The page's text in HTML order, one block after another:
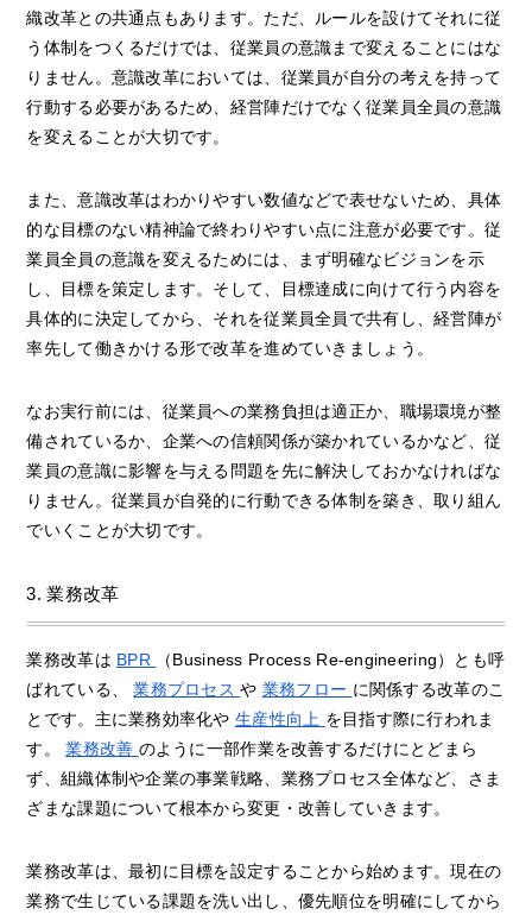
織改革との共通点もあります。ただ、ルールを設けてそれに従
う体制をつくるだけでは、従業員の意識まで変えることにはな
りません。意識改革においては、従業員が自分の考えを持って
行動する必要があるため、経営陣だけでなく従業員全員の意識
を変えることが大切です。
また、意識改革はわかりやすい数値などで表せないため、具体
的な目標のない精神論で終わりやすい点に注意が必要です。従
業員全員の意識を変えるためには、まず明確なビジョンを示
し、目標を策定します。そして、目標達成に向けて行う内容を
具体的に決定してから、それを従業員全員で共有し、経営陣が
率先して働きかける形で改革を進めていきましょう。
なお実行前には、従業員への業務負担は適正か、職場環境が整
備されているか、企業への信頼関係が築かれているかなど、従
業員の意識に影響を与える問題を先に解決しておかなければな
りません。従業員が自発的に行動できる体制を築き、取り組ん
でいくことが大切です。
3. 業務改革
業務改革は BPR
（Business Process Re-engineering）とも呼
ばれている、業務プロセスや 業務フロー に関係する改革のこ
とです。主に業務効率化や生産性向上 を目指す際に行われま
す。業務改善 のように一部作業を改善するだけにとどまら
ず、組織体制や企業の事業戦略、業務プロセス全体など、さま
ざまな課題について根本から変更・改善していきます。
業務改革は、最初に目標を設定することから始めます。現在の
業務で生じている課題を洗い出し、優先順位を明確にしてから